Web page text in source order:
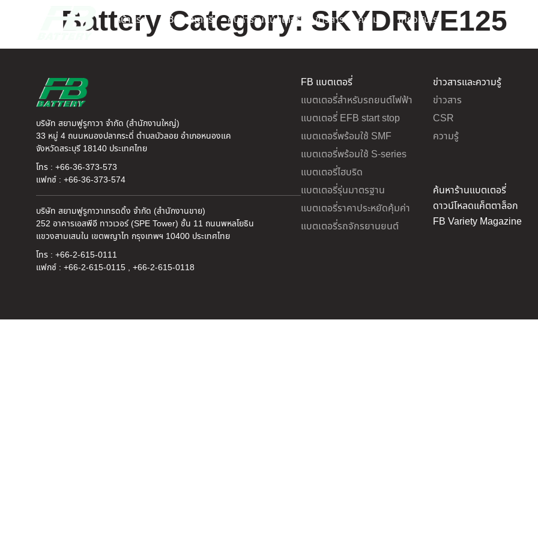
หน้าแรก FB แบตเตอรี่ ค้นหาร้านแบตเตอรี่ ข่าวสารและความรู้ เกี่ยวกับเรา
Battery Category: SKYDRIVE125
บริษัท สยามฟูรูกาวา จำกัด (สำนักงานใหญ่)
33 หมู่ 4 ถนนหนองปลากระดี่ ตำบลบัวลอย อำเภอหนองแค
จังหวัดสระบุรี 18140 ประเทศไทย
โทร : +66-36-373-573
แฟกซ์ : +66-36-373-574
บริษัท สยามฟูรูกาวาเทรดดิ้ง จำกัด (สำนักงานขาย)
252 อาคารเอสพีอี ทาวเวอร์ (SPE Tower) ชั้น 11 ถนนพหลโยธิน
แขวงสามเสนใน เขตพญาไท กรุงเทพฯ 10400 ประเทศไทย
โทร : +66-2-615-0111
แฟกซ์ : +66-2-615-0115 , +66-2-615-0118
FB แบตเตอรี่
แบตเตอรี่สำหรับรถยนต์ไฟฟ้า
แบตเตอรี่ EFB start stop
แบตเตอรี่พร้อมใช้ SMF
แบตเตอรี่พร้อมใช้ S-series
แบตเตอรี่ไฮบริด
แบตเตอรี่รุ่นมาตรฐาน
แบตเตอรี่ราคาประหยัดคุ้มค่า
แบตเตอรี่รถจักรยานยนต์
ข่าวสารและความรู้
ข่าวสาร
CSR
ความรู้
ค้นหาร้านแบตเตอรี่
ดาวน์โหลดแค็ตตาล็อก
FB Variety Magazine